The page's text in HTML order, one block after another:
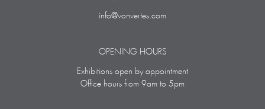
info@vonvertes.com
OPENING HOURS
Exhibitions open by appointment
Office hours from 9am to 5pm